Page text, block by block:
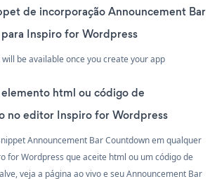
de incorporação Announcement Bar
Inspiro for Wordpress
will be available once you create your app
html ou código de
no editor Inspiro for Wordpress
Announcement Bar Countdown em qualquer
for Wordpress que aceite html ou um código de
veja a página ao vivo e seu Announcement Bar